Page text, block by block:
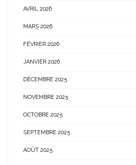
AVRIL 2026
MARS 2026
FÉVRIER 2026
JANVIER 2026
DÉCEMBRE 2025
NOVEMBRE 2025
OCTOBRE 2025
SEPTEMBRE 2025
AOÛT 2025